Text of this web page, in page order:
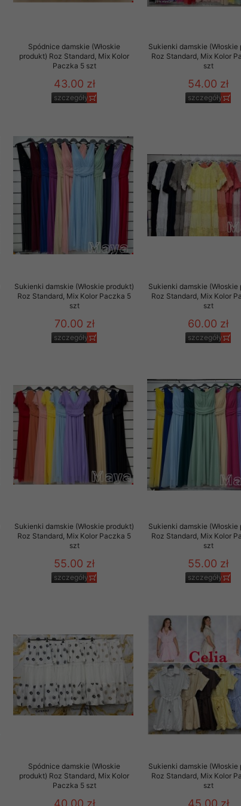
Spódnice damskie (Włoskie
produkt) Roz Standard, Mix Kolor
Paczka 5 szt
43.00 zł
szczegóły
Sukienki damskie (Włoskie
Roz Standard, Mix Kolor
szt
54.00 zł
szczegóły
Sukienki damskie (Włoskie produkt)
Roz Standard, Mix Kolor Paczka 5
szt
70.00 zł
szczegóły
Sukienki damskie (Włoskie
Roz Standard, Mix Kolor
szt
60.00 zł
szczegóły
Sukienki damskie (Włoskie produkt)
Roz Standard, Mix Kolor Paczka 5
szt
55.00 zł
szczegóły
Sukienki damskie (Włoskie
Roz Standard, Mix Kolor
szt
55.00 zł
szczegóły
Spódnice damskie (Włoskie
produkt) Roz Standard, Mix Kolor
Paczka 5 szt
Sukienki damskie (Włoskie
Roz Standard, Mix Kolor
szt